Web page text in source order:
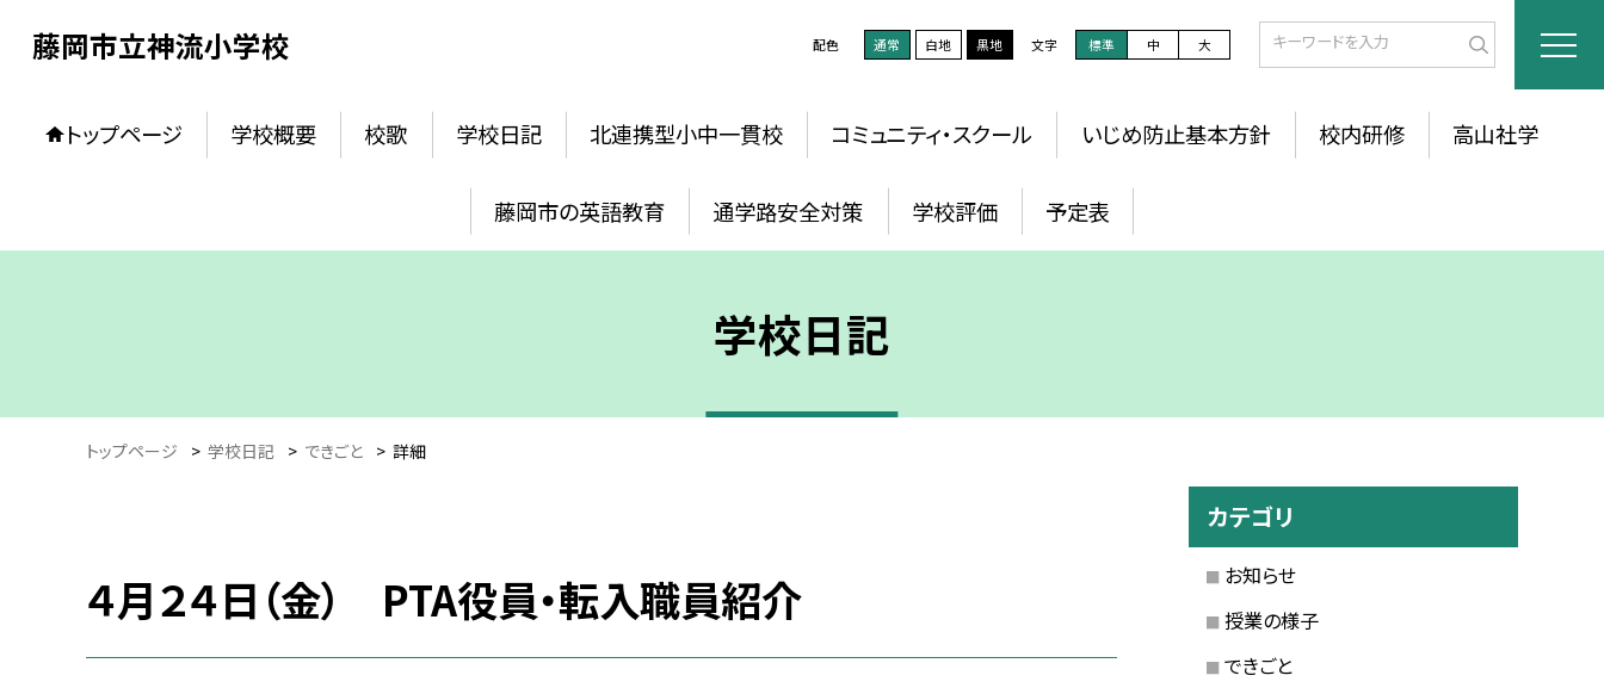
藤岡市立神流小学校 配色 通常 白地 黒地 文字 標準 中 大
トップページ 学校概要 校歌 学校日記 北連携型小中一貫校 コミュニティ・スクール いじめ防止基本方針 校内研修 高山社学
藤岡市の英語教育 通学路安全対策 学校評価 予定表
学校日記
トップページ > 学校日記 > できごと > 詳細
４月２４日（金） PTA役員・転入職員紹介
カテゴリ
お知らせ
授業の様子
できごと